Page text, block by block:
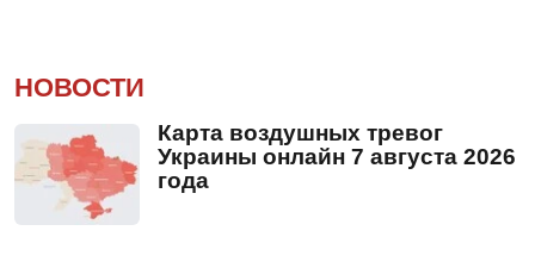
НОВОСТИ
Карта воздушных тревог
Украины онлайн 7 августа 2026
года